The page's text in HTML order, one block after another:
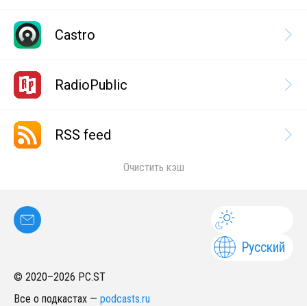
Castro
RadioPublic
RSS feed
Очистить кэш
Русский
© 2020–2026 PC.ST
Все о подкастах — podcasts.ru